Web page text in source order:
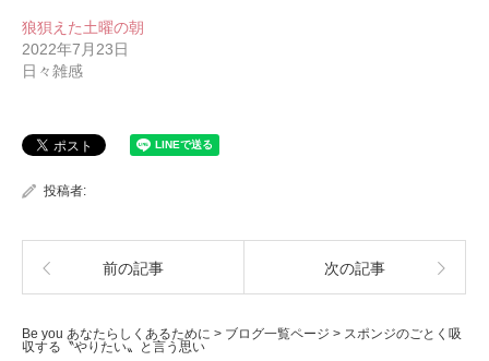
狼狽えた土曜の朝
2022年7月23日
日々雑感
投稿者:
前の記事 次の記事
Be you あなたらしくあるために > ブログ一覧ページ > スポンジのごとく吸
収する〝やりたい〟と言う思い